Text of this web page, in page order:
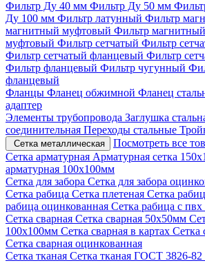
Фильтр Ду 40 мм Фильтр Ду 50 мм
Ду 100 мм Фильтр латунный Фильтр
магнитный муфтовый Фильтр
муфтовый Фильтр сетчатый Фильтр
Фильтр сетчатый фланцевый Фильтр
Фильтр фланцевый Фильтр чугунный
фланцевый
Фланцы Фланец обжимной Фланец
адаптер
Элементы трубопровода Заглушка
соединительная Переходы стальные
Сетка металлическая
Посмотреть все
Сетка арматурная Арматурная сетка
арматурная 100х100мм
Сетка для забора Сетка для забора
Сетка рабица Сетка плетеная Сетка
рабица оцинкованная Сетка рабица с
Сетка сварная Сетка сварная 50х50мм
100х100мм Сетка сварная в картах Сетка
Сетка сварная оцинкованная
Сетка тканая Сетка тканая ГОСТ 3826-82